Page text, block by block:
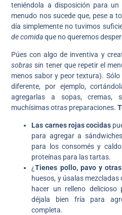
teniéndola a disposición para
menudo nos sucede que, pese a
día simplemente no tuvimos
de comidaque no queremos
Púes con algo de inventiva y
sobras sin tener que repetir el
menos sabor y peor textura).
diferente, por ejemplo,
agregarlas a sopas, cremas,
muchísimas otras preparaciones.
Las carnes rojas cocidas
para agregar a
para los consomés y
proteínas para las tartas.
¿Tienes pollo, pavo y
huesos, y úsalas
hacer un relleno
déjala bien fría para
completa.